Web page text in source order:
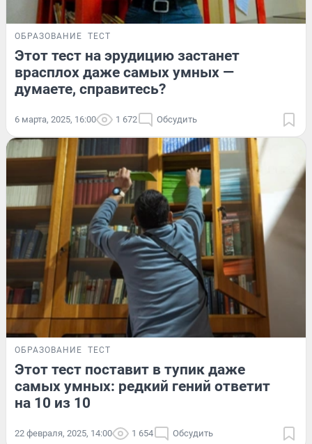
ОБРАЗОВАНИЕ ТЕСТ
Этот тест на эрудицию застанет
врасплох даже самых умных —
думаете, справитесь?
6 марта, 2025, 16:00 1 672 Обсудить
ОБРАЗОВАНИЕ ТЕСТ
Этот тест поставит в тупик даже
самых умных: редкий гений ответит
на 10 из 10
22 февраля, 2025, 14:00 1 654 Обсудить